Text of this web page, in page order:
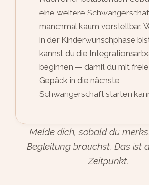
eine weitere
manchmal kaum vorstellbar.
in der Kinderwunschphase
kannst du die
beginnen — damit du mit
Gepäck in die nächste
Schwangerschaft starten
Melde dich, sobald du
Begleitung brauchst. Das ist
Zeitpunkt.